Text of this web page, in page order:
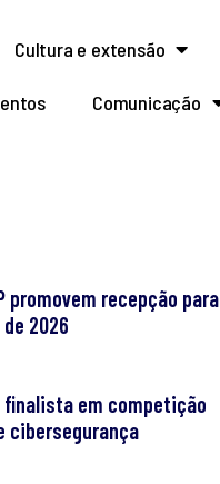
Cultura e extensão
Comunicação
promovem recepção para
2026
finalista em competição
cibersegurança